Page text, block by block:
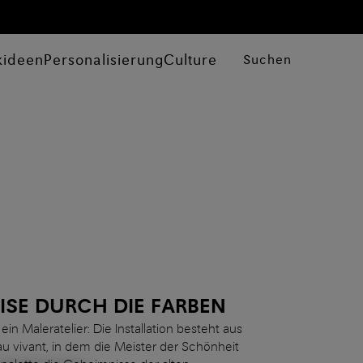
PersonalisierungCulture Suchen
DURCH DIE FARBEN
Maleratelier: Die Installation besteht aus
vivant, in dem die Meister der Schönheit